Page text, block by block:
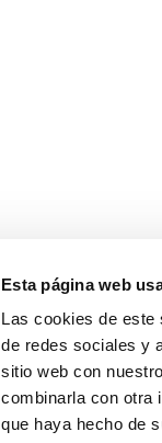
Esta página web
Las cookies de este
de redes sociales y
sitio web con
combinarla con otra
que haya hecho de